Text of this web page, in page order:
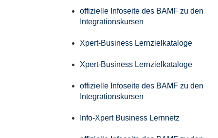
offizielle Infoseite des BAMF zu den
Integrationskursen
Xpert-Business Lernzielkataloge
Xpert-Business Lernzielkataloge
offizielle Infoseite des BAMF zu den
Integrationskursen
Info-Xpert Business Lernnetz